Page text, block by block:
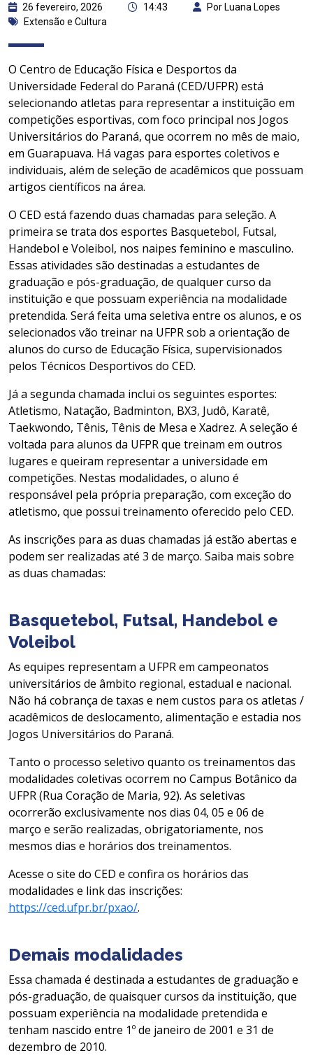
26 fevereiro, 2026 14:43
Por Luana Lopes
Extensão e Cultura
O Centro de Educação Física e Desportos da
Universidade Federal do Paraná (CED/UFPR) está
selecionando atletas para representar a instituição em
competições esportivas, com foco principal nos Jogos
Universitários do Paraná, que ocorrem no mês de maio,
em Guarapuava. Há vagas para esportes coletivos e
individuais, além de seleção de acadêmicos que possuam
artigos científicos na área.
O CED está fazendo duas chamadas para seleção. A
primeira se trata dos esportes Basquetebol, Futsal,
Handebol e Voleibol, nos naipes feminino e masculino.
Essas atividades são destinadas a estudantes de
graduação e pós-graduação, de qualquer curso da
instituição e que possuam experiência na modalidade
pretendida. Será feita uma seletiva entre os alunos, e os
selecionados vão treinar na UFPR sob a orientação de
alunos do curso de Educação Física, supervisionados
pelos Técnicos Desportivos do CED.
Já a segunda chamada inclui os seguintes esportes:
Atletismo, Natação, Badminton, BX3, Judô, Karatê,
Taekwondo, Tênis, Tênis de Mesa e Xadrez. A seleção é
voltada para alunos da UFPR que treinam em outros
lugares e queiram representar a universidade em
competições. Nestas modalidades, o aluno é
responsável pela própria preparação, com exceção do
atletismo, que possui treinamento oferecido pelo CED.
As inscrições para as duas chamadas já estão abertas e
podem ser realizadas até 3 de março. Saiba mais sobre
as duas chamadas:
Basquetebol, Futsal, Handebol e
Voleibol
As equipes representam a UFPR em campeonatos
universitários de âmbito regional, estadual e nacional.
Não há cobrança de taxas e nem custos para os atletas /
acadêmicos de deslocamento, alimentação e estadia nos
Jogos Universitários do Paraná.
Tanto o processo seletivo quanto os treinamentos das
modalidades coletivas ocorrem no Campus Botânico da
UFPR (Rua Coração de Maria, 92). As seletivas
ocorrerão exclusivamente nos dias 04, 05 e 06 de
março e serão realizadas, obrigatoriamente, nos
mesmos dias e horários dos treinamentos.
Acesse o site do CED e confira os horários das
modalidades e link das inscrições:
https://ced.ufpr.br/pxao/.
Demais modalidades
Essa chamada é destinada a estudantes de graduação e
pós-graduação, de quaisquer cursos da instituição, que
possuam experiência na modalidade pretendida e
tenham nascido entre 1º de janeiro de 2001 e 31 de
dezembro de 2010.